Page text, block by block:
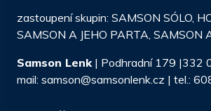
zastoupení skupin: SAMSON SÓLO,
SAMSON A JEHO PARTA, SAMSON
Samson Lenk| Podhradní 179 |332
mail: samson@samsonlenk.cz | tel.: